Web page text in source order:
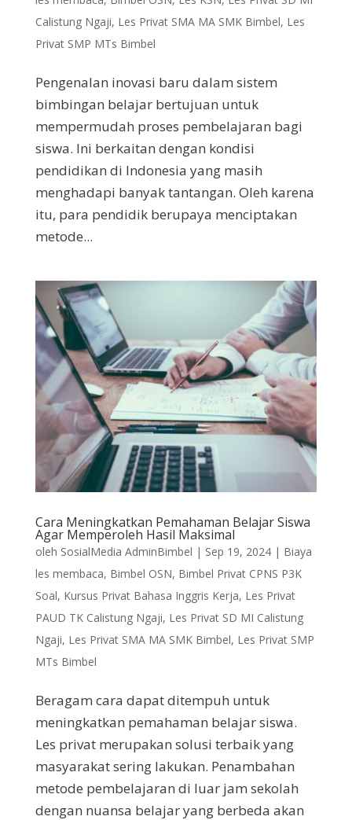
Calistung Ngaji, Les Privat SMA MA SMK Bimbel, Les
Privat SMP MTs Bimbel
Pengenalan inovasi baru dalam sistem
bimbingan belajar bertujuan untuk
mempermudah proses pembelajaran bagi
siswa. Ini berkaitan dengan kondisi
pendidikan di Indonesia yang masih
menghadapi banyak tantangan. Oleh karena
itu, para pendidik berupaya menciptakan
metode...
Cara Meningkatkan Pemahaman Belajar Siswa
Agar Memperoleh Hasil Maksimal
oleh SosialMedia AdminBimbel | Sep 19, 2024| Biaya
les membaca, Bimbel OSN, Bimbel Privat CPNS P3K
Soal, Kursus Privat Bahasa Inggris Kerja, Les Privat
PAUD TK Calistung Ngaji, Les Privat SD MI Calistung
Ngaji, Les Privat SMA MA SMK Bimbel, Les Privat SMP
MTs Bimbel
Beragam cara dapat ditempuh untuk
meningkatkan pemahaman belajar siswa.
Les privat merupakan solusi terbaik yang
masyarakat sering lakukan. Penambahan
metode pembelajaran di luar jam sekolah
dengan nuansa belajar yang berbeda akan